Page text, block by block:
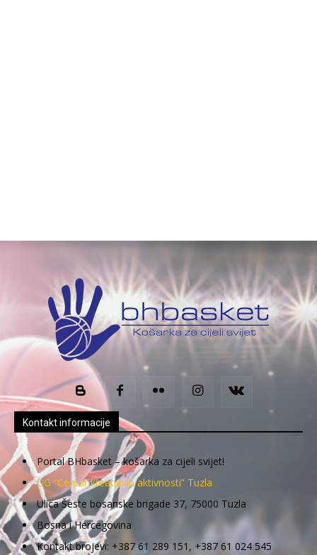
Kontakt informacije
Portal BHbasket – košarka za cijeli svijet!
UG “Centar kreativnih aktivnosti” Tuzla
Ulica Šeste bosanske brigade 37, 75000 Tuzla
Bosna i Hercegovina
Kontakt brojevi: +387 61 289 151, +387 61 024 545